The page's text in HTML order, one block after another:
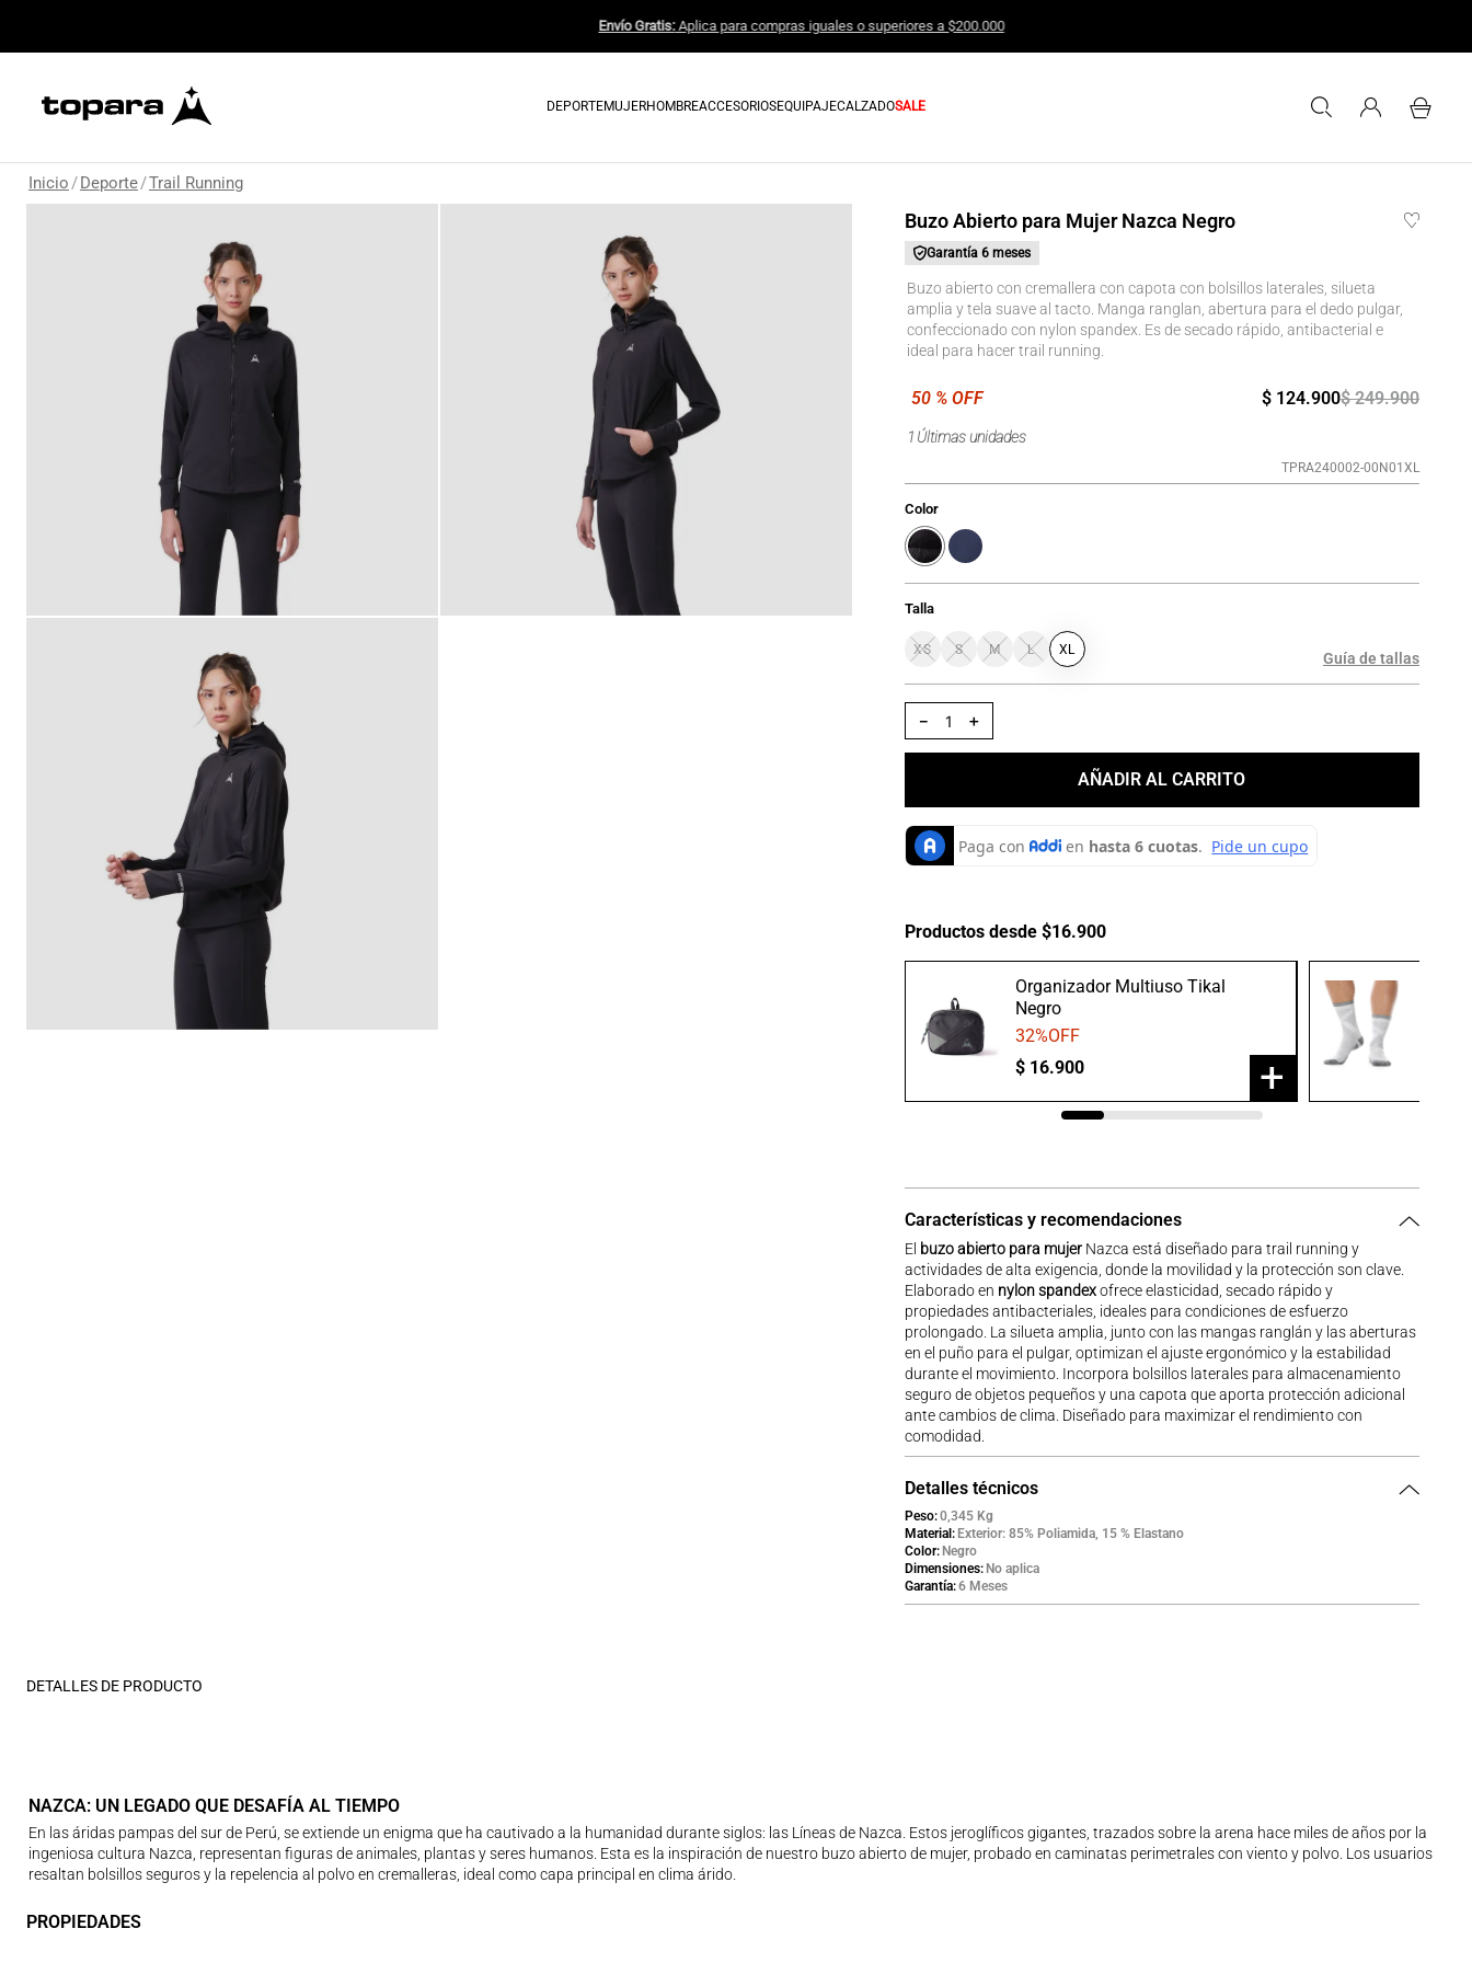
Envío Gratis:Aplica para compras iguales o superiores a $200.000
DEPORTEMUJERHOMBREACCESORIOSEQUIPAJECALZADOSALE
Inicio/Deporte/Trail Running
Buzo Abierto para Mujer Nazca Negro
Garantía 6 meses
Buzo abierto con cremallera con capota con bolsillos laterales, silueta
amplia y tela suave al tacto. Manga ranglan, abertura para el dedo pulgar,
confeccionado con nylon spandex. Es de secado rápido, antibacterial e
ideal para hacer trail running.
$ 249.900
$ 124.900
1 Últimas unidades
TPRA240002-00N01XL
Talla
XS S M L XL
Color
Guía de tallas
＋
－
AÑADIR AL CARRITO
Productos desde $16.900
Organizador Multiuso Tikal
Negro
32%OFF
$ 16.900 +
Características y recomendaciones
El buzo abierto para mujerNazca está diseñado para trail running y
actividades de alta exigencia, donde la movilidad y la protección son clave.
Elaborado en nylon spandexofrece elasticidad, secado rápido y
propiedades antibacteriales, ideales para condiciones de esfuerzo
prolongado. La silueta amplia, junto con las mangas ranglán y las aberturas
en el puño para el pulgar, optimizan el ajuste ergonómico y la estabilidad
durante el movimiento. Incorpora bolsillos laterales para almacenamiento
seguro de objetos pequeños y una capota que aporta protección adicional
ante cambios de clima. Diseñado para maximizar el rendimiento con
comodidad.
Detalles técnicos
Peso 0,345 Kg
Material
Exterior: 85% Poliamida, 15 % Elastano
Color Negro
Dimensiones No aplica
Garantía 6 Meses
DETALLES DE PRODUCTO
NAZCA: UN LEGADO QUE DESAFÍA AL TIEMPO
En las áridas pampas del sur de Perú, se extiende un enigma que ha cautivado a la humanidad durante siglos: las Líneas de Nazca. Estos jeroglíficos gigantes, trazados sobre la arena hace miles de años por la
ingeniosa cultura Nazca, representan figuras de animales, plantas y seres humanos. Esta es la inspiración de nuestro buzo abierto de mujer, probado en caminatas perimetrales con viento y polvo. Los usuarios
resaltan bolsillos seguros y la repelencia al polvo en cremalleras, ideal como capa principal en clima árido.
PROPIEDADES